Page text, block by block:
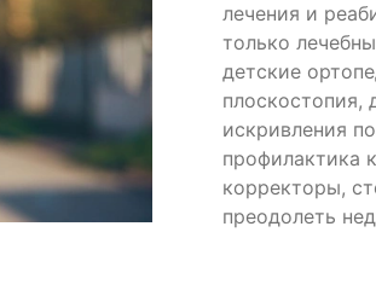
лечения и
только
детские
плоскостопия,
искривления
профилактика
корректоры,
преодолеть